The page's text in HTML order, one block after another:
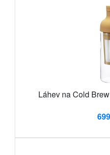
Láhev na Cold